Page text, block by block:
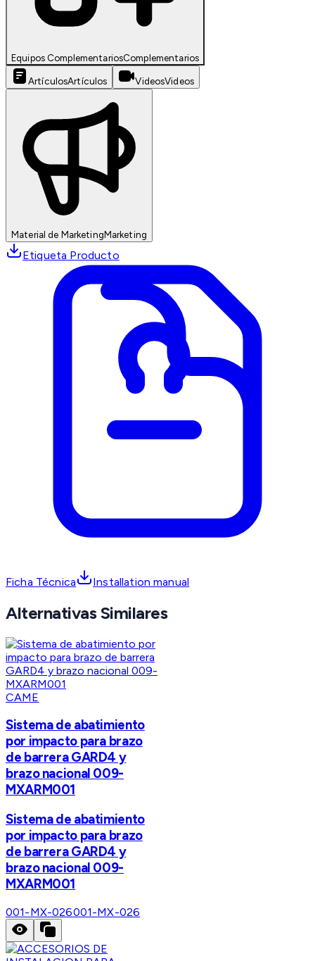
Equipos ComplementariosComplementarios
ArtículosArtículos VideosVideos
Material de MarketingMarketing
Etiqueta Producto
Ficha Técnica Installation manual
Alternativas Similares
CAME
Sistema de abatimiento
por impacto para brazo
de barrera GARD4 y
brazo nacional 009-
MXARM001
Sistema de abatimiento
por impacto para brazo
de barrera GARD4 y
brazo nacional 009-
MXARM001
001-MX-026001-MX-026